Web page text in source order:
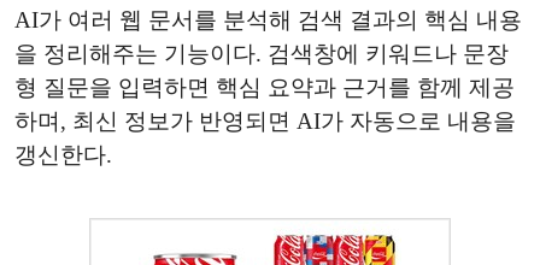
AI가 여러 웹 문서를 분석해 검색 결과의 핵심 내용
을 정리해주는 기능이다. 검색창에 키워드나 문장
형 질문을 입력하면 핵심 요약과 근거를 함께 제공
하며, 최신 정보가 반영되면 AI가 자동으로 내용을
갱신한다.